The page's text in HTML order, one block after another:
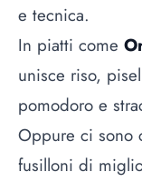
e tecnica.
In piatti come
unisce riso,
pomodoro e
Oppure ci sono
fusilloni di